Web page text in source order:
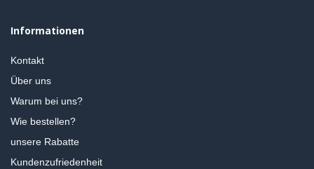
Informationen
Kontakt
Über uns
Warum bei uns?
Wie bestellen?
unsere Rabatte
Kundenzufriedenheit